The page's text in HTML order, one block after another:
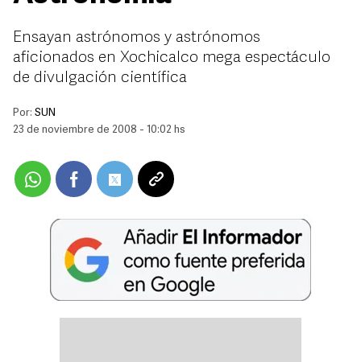
Ensayan astrónomos y astrónomos
aficionados en Xochicalco mega espectáculo
de divulgación científica
Por: SUN
23 de noviembre de 2008 - 10:02 hs